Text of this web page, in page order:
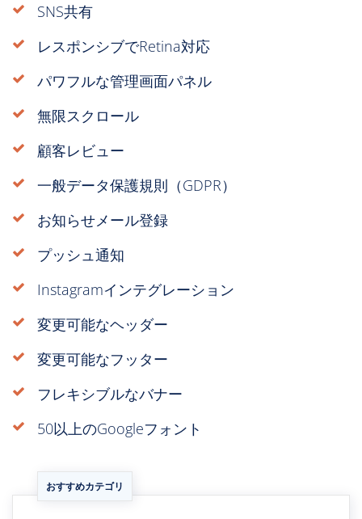
SNS共有
レスポンシブでRetina対応
パワフルな管理画面パネル
無限スクロール
顧客レビュー
一般データ保護規則（GDPR）
お知らせメール登録
プッシュ通知
Instagramインテグレーション
変更可能なヘッダー
変更可能なフッター
フレキシブルなバナー
50以上のGoogleフォント
おすすめカテゴリ